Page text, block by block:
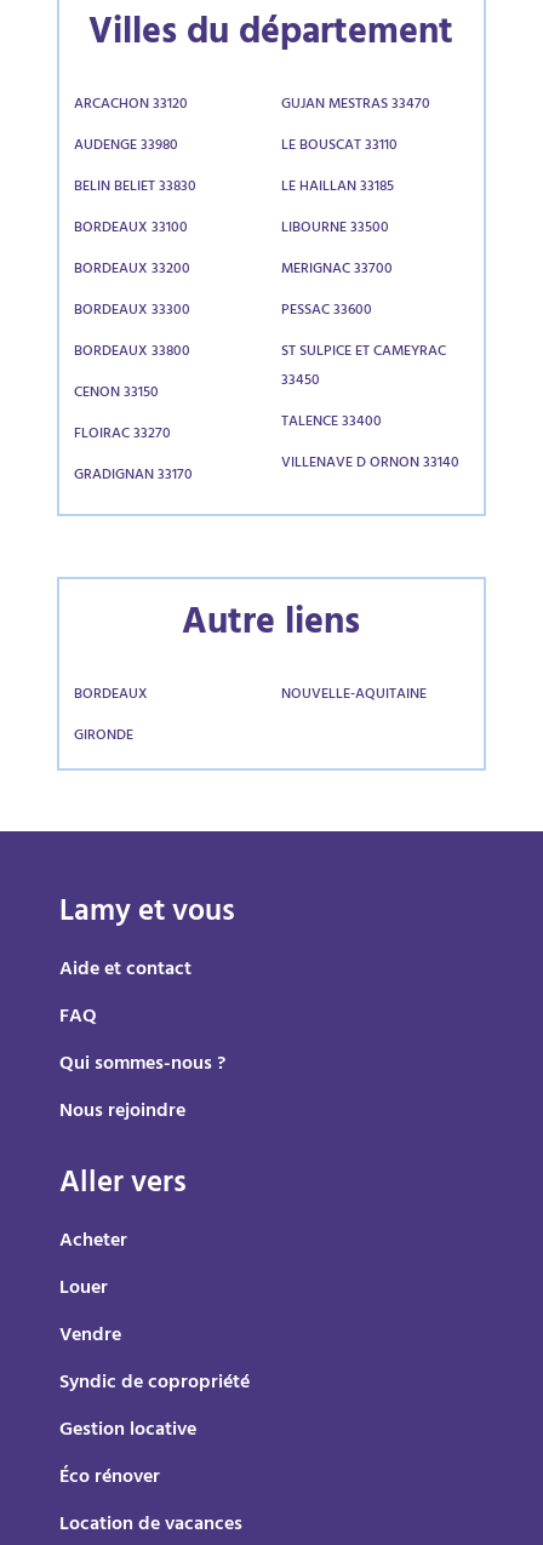
Villes du département
ARCACHON 33120
AUDENGE 33980
BELIN BELIET 33830
BORDEAUX 33100
BORDEAUX 33200
BORDEAUX 33300
BORDEAUX 33800
CENON 33150
FLOIRAC 33270
GRADIGNAN 33170
GUJAN MESTRAS 33470
LE BOUSCAT 33110
LE HAILLAN 33185
LIBOURNE 33500
MERIGNAC 33700
PESSAC 33600
ST SULPICE ET CAMEYRAC
33450
TALENCE 33400
VILLENAVE D ORNON 33140
Autre liens
BORDEAUX
GIRONDE
NOUVELLE-AQUITAINE
Lamy et vous
Aide et contact
FAQ
Qui sommes-nous ?
Nous rejoindre
Aller vers
Acheter
Louer
Vendre
Syndic de copropriété
Gestion locative
Éco rénover
Location de vacances